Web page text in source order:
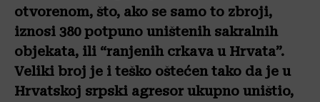
otvorenom, što, ako se samo to zbroji,
iznosi 380 potpuno uništenih sakralnih
objekata, ili “ranjenih crkava u Hrvata”.
Veliki broj je i teško oštećen tako da je u
Hrvatskoj srpski agresor ukupno uništio,